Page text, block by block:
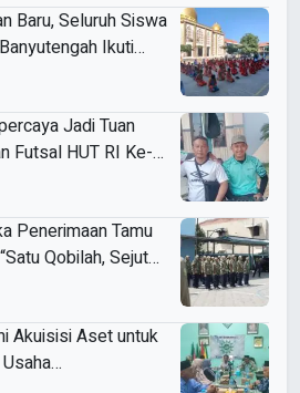
Baru, Seluruh Siswa
Ikuti
Jadi Tuan
Futsal HUT RI Ke-
Penerimaan Tamu
Qobilah, Sejuta
Akuisisi Aset untuk